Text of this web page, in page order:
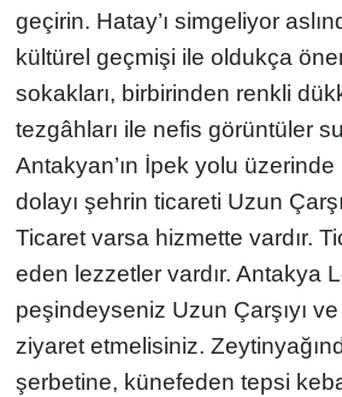
geçirin. Hatay’ı simgeliyor
kültürel geçmişi ile oldukça
sokakları, birbirinden renkli
tezgâhları ile nefis görüntüler
Antakyan’ın İpek yolu
dolayı şehrin ticareti Uzun
Ticaret varsa hizmette vardır.
eden lezzetler vardır. Antakya
peşindeyseniz Uzun Çarşıyı ve
ziyaret etmelisiniz.
şerbetine, künefeden tepsi